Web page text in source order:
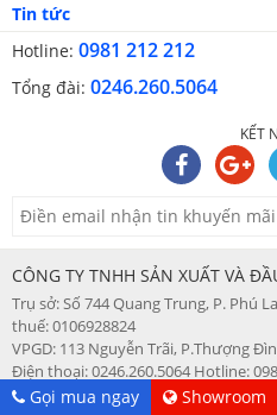
Tin tức
Hotline: 0981 212 212
Tổng đài: 0246.260.5064
KẾT
CÔNG TY TNHH SẢN XUẤT VÀ
Trụ sở: Số 744 Quang Trung, P. Phú
thuế: 0106928824
VPGD: 113 Nguyễn Trãi, P.Thượng
Điện thoại: 0246.260.5064 Hotline:
Web: changagoidemdep.vn - Email:
Gọi mua ngay Showroom